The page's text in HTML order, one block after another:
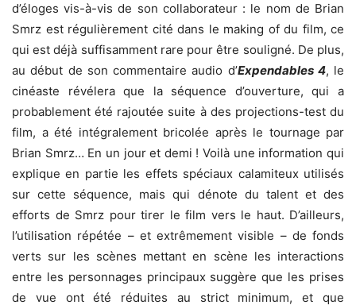
d’éloges vis-à-vis de son collaborateur : le nom de Brian
Smrz est régulièrement cité dans le making of du film, ce
qui est déjà suffisamment rare pour être souligné. De plus,
au début de son commentaire audio d’Expendables 4, le
cinéaste révélera que la séquence d’ouverture, qui a
probablement été rajoutée suite à des projections-test du
film, a été intégralement bricolée après le tournage par
Brian Smrz… En un jour et demi ! Voilà une information qui
explique en partie les effets spéciaux calamiteux utilisés
sur cette séquence, mais qui dénote du talent et des
efforts de Smrz pour tirer le film vers le haut. D’ailleurs,
l’utilisation répétée – et extrêmement visible – de fonds
verts sur les scènes mettant en scène les interactions
entre les personnages principaux suggère que les prises
de vue ont été réduites au strict minimum, et que